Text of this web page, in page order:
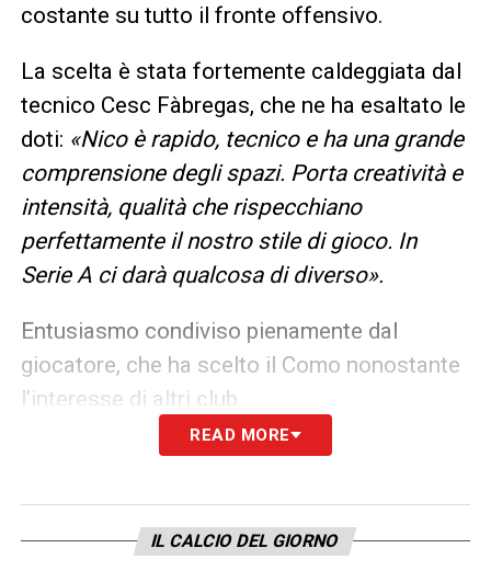
costante su tutto il fronte offensivo.
La scelta è stata fortemente caldeggiata dal
tecnico Cesc Fàbregas, che ne ha esaltato le
doti: «Nico è rapido, tecnico e ha una grande
comprensione degli spazi. Porta creatività e
intensità, qualità che rispecchiano
perfettamente il nostro stile di gioco. In
Serie A ci darà qualcosa di diverso».
Entusiasmo condiviso pienamente dal
giocatore, che ha scelto il Como nonostante
l’interesse di altri club.
LE PRIME PAROLE DI KÜHN–«Sono
a lungo con l’allenatore e non vedo l’ora di
scendere in campo. È stata una decisione
READ MORE
IL CALCIO DEL GIORNO